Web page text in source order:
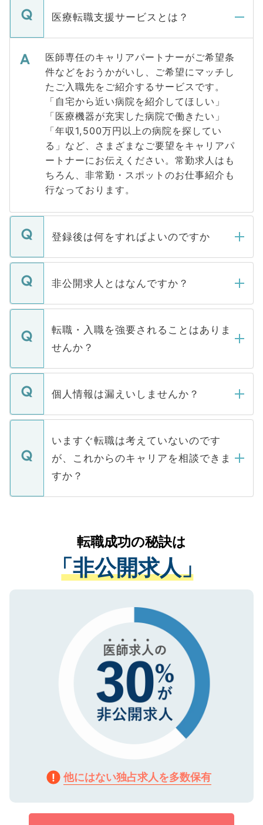
医療転職支援サービスとは？
医師専任のキャリアパートナーがご希望条
件などをおうかがいし、ご希望にマッチし
たご入職先をご紹介するサービスです。
「自宅から近い病院を紹介してほしい」
「医療機器が充実した病院で働きたい」
「年収1,500万円以上の病院を探してい
る」など、さまざまなご要望をキャリアパ
ートナーにお伝えください。常勤求人はも
ちろん、非常勤・スポットのお仕事紹介も
行なっております。
登録後は何をすればよいのですか
ご登録いただきましたら、弊社担当者がご
登録内容を確認し、その後メールもしくは
ます。通常、5営業日以内にはご連絡をせて
いただきますので、しばらくお待ちくださ
い。
非公開求人とはなんですか？
マイナビDOCTORで取り扱っている求人の
うち約3割は、Webサイトからご覧いただ
けない「非公開求人」です。非公開求人は
下記の理由によって、一般には公開してい
ません。
■応募殺到を避けるため 人気のある医療機
関を公にしてしまうと、応募が殺到する場
に、医療機関が求める条件に合った人材の
みを人材紹介会社に依頼するケースが増え
ています。
転職・入職を強要されることはありま
せんか？
転職・入職を強要することは一切ありませ
ん。また、仮に応募先から内定をいただい
定を承諾する必要はありません。内定先へ
の辞退の連絡はキャリアパートナーが行い
ますので、ご安心ください。
個人情報は漏えいしませんか？
個人情報が漏えいすることはありませんの
で、ご安心ください。当サイトからの登録
などで収集したご登録者様の個人情報は、
ご本人のキャリアアップおよび転職活動の
支援を目的に使用いたします。お預かりし
ているすべての個人データはご本人の許可
は、個人情報の取り扱いについての厳密な
管理基準を満たした事業者のみに付与され
る、プライバシーマークを取得済みです。
ご登録いただいた個人情報は、SSL（デー
で、機密保持に関してもご安心ください。
いますぐ転職は考えていないのです
が、これからのキャリアを相談できま
すか？
かがいして、現在の医療機関の状況や紹介
経験をまじえながら、適切なアドバイスを
させていただきます。すぐにご転職をされ
ない方には、長期的なサポートが可能です
ので、まずはご登録ください。
転職成功の秘訣は
「非公開求人」
他にはない独占求人を多数保有